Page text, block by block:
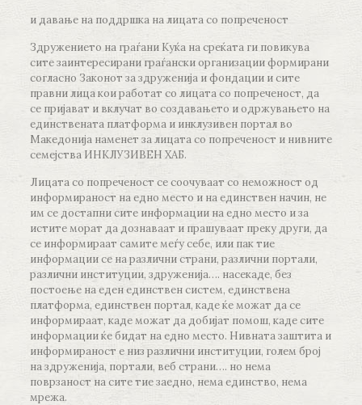
и давање на поддршка на лицата со попреченост
Здружението на граѓани Куќа на среќата ги повикува
сите заинтересирани граѓански организации формирани
согласно Законот за здруженија и фондации и сите
правни лица кои работат со лицата со попреченост, да
се пријават и вклучат во создавањето и одржувањето на
единствената платформа и инклузивен портал во
Македонија наменет за лицата со попреченост и нивните
семејства ИНКЛУЗИВЕН ХАБ.
Лицата со попреченост се соочуваат со неможност од
информираност на едно место и на единствен начин, не
им се достапни сите информации на едно место и за
истите морат да дознаваат и прашуваат преку други, да
се информираат самите меѓу себе, или пак тие
информации се на различни страни, различни портали,
различни институции, здруженија…. насекаде, без
постоење на еден единствен систем, единствена
платформа, единствен портал, каде ќе можат да се
информираат, каде можат да добијат помош, каде сите
информации ќе бидат на едно место. Нивната заштита и
информираност е низ различни институции, голем број
на здруженија, портали, веб страни…. но нема
поврзаност на сите тие заедно, нема единство, нема
мрежа.